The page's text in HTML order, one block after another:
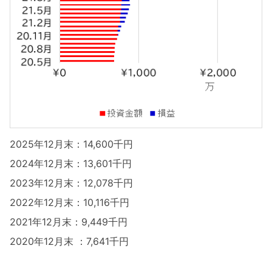
2025年12月末：14,600千円
2024年12月末：13,601千円
2023年12月末：12,078千円
2022年12月末：10,116千円
2021年12月末：9,449千円
2020年12月末 ：7,641千円